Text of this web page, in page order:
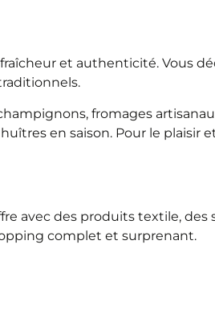
et authenticité. Vous
fromages
en saison. Pour le plaisir
avec des produits textile, des
complet et surprenant.